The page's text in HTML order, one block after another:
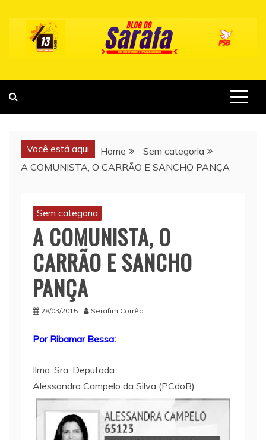
content
Você está aqui Home
Sem categoria
A COMUNISTA, O CARRÃO E SANCHO PANÇA
Sem categoria
A COMUNISTA, O
CARRÃO E SANCHO
PANÇA
28/03/2015 Serafim Corrêa
Por Ribamar Bessa:
Ilma. Sra. Deputada
Alessandra Campelo da Silva (PCdoB)